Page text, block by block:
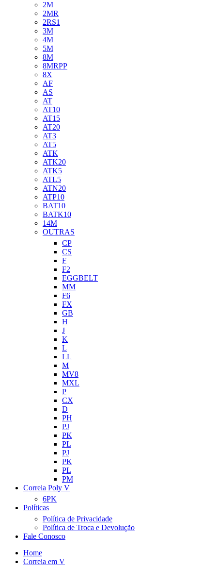
2M
2MR
2RS1
3M
4M
5M
8M
8MRPP
8X
AF
AS
AT
AT10
AT15
AT20
AT3
AT5
ATK
ATK20
ATK5
ATL5
ATN20
ATP10
BAT10
BATK10
14M
OUTRAS
CP
CS
F
F2
EGGBELT
MM
F6
FX
GB
H
J
K
L
LL
M
MV8
MXL
P
CX
D
PH
PJ
PK
PL
PJ
PK
PL
PM
Correia Poly V
6PK
Políticas
Política de Privacidade
Política de Troca e Devolução
Fale Conosco
Home
Correia em V